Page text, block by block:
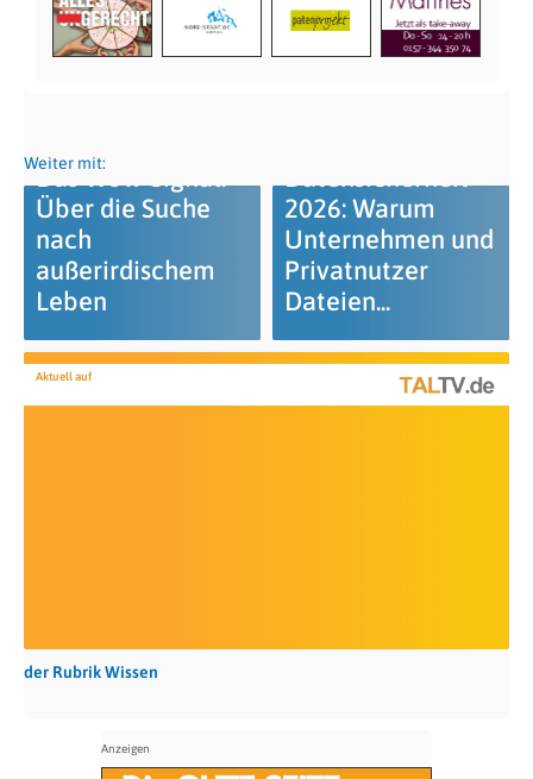
Weiter mit:
Das Wow-Signal:
Über die Suche
nach
außerirdischem
Leben
2026: Warum
Unternehmen und
Privatnutzer
Dateien...
Aktuell auf
der Rubrik Wissen